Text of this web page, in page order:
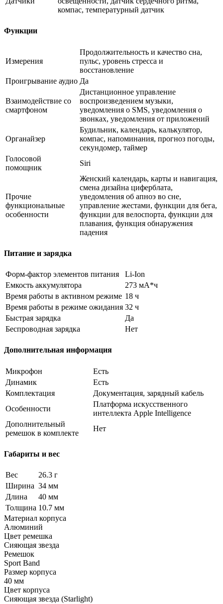
компас, температурный датчик
Функции
Измерения
Продолжительность и качество сна,
пульс, уровень стресса и
восстановление
Проигрывание аудио Да
Взаимодействие со
смартфоном
Дистанционное управление
воспроизведением музыки,
уведомления о SMS, уведомления о
звонках, уведомления от приложений
Органайзер
Будильник, календарь, калькулятор,
компас, напоминания, прогноз погоды,
секундомер, таймер
Голосовой
помощник
Siri
Прочие
функциональные
особенности
Женский календарь, карты и навигация,
смена дизайна циферблата,
уведомления об апноэ во сне,
управление жестами, функции для бега,
функции для велоспорта, функции для
плавания, функция обнаружения
падения
Питание и зарядка
Форм-фактор элементов питания
Li-Ion
Емкость аккумулятора
273 мА*ч
Время работы в активном режиме 18 ч
Время работы в режиме ожидания 32 ч
Быстрая зарядка
Да
Беспроводная зарядка
Нет
Дополнительная информация
Микрофон
Есть
Динамик
Есть
Комплектация
Документация, зарядный кабель
Особенности
Платформа искусственного
интеллекта Apple Intelligence
Дополнительный
ремешок в комплекте
Нет
Габариты и вес
Вес
26.3 г
Ширина 34 мм
Длина
40 мм
Толщина 10.7 мм
Материал корпуса
Алюминий
Цвет ремешка
Сияющая звезда
Ремешок
Sport Band
Размер корпуса
40 мм
Цвет корпуса
Сияющая звезда (Starlight)